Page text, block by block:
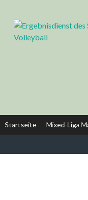
Inhalt
Startseite Mixed-Liga